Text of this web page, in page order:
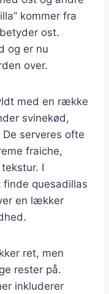
kommer fra
ost.
og er nu
over.
med en række
svinekød,
serveres ofte
fraiche,
I
quesadillas
en lækker
ret, men
rester på.
inkluderer